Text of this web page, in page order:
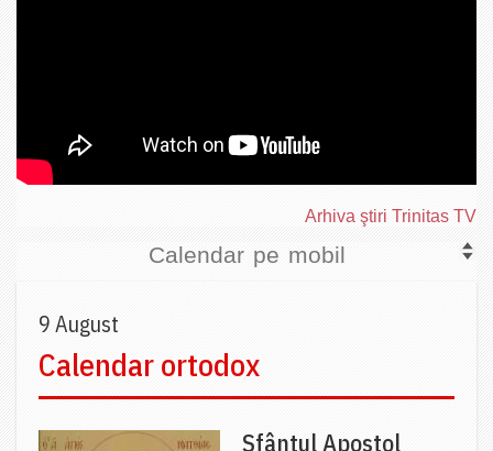
Arhiva ştiri Trinitas TV
Calendar pe mobil
9 August
Calendar ortodox
Sfântul Apostol